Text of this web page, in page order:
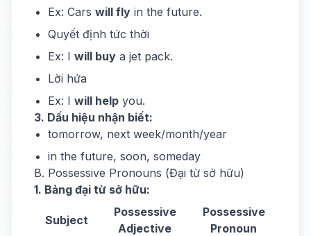
Ex: Cars will fly in the future.
Quyết định tức thời
Ex: I will buy a jet pack.
Lời hứa
Ex: I will help you.
3. Dấu hiệu nhận biết:
tomorrow, next week/month/year
in the future, soon, someday
B. Possessive Pronouns (Đại từ sở hữu)
1. Bảng đại từ sở hữu:
Subject
Possessive
Adjective
Possessive
Pronoun